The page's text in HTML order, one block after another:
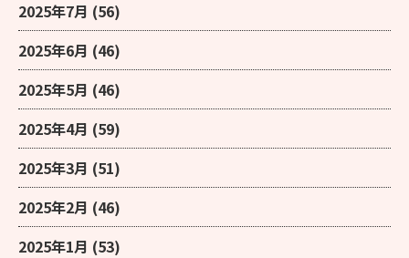
2025年7月 (56)
2025年6月 (46)
2025年5月 (46)
2025年4月 (59)
2025年3月 (51)
2025年2月 (46)
2025年1月 (53)